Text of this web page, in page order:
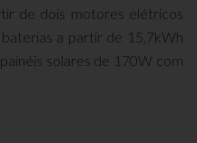
de dois motores elétricos
a partir de 15,7kWh
solares de 170W com